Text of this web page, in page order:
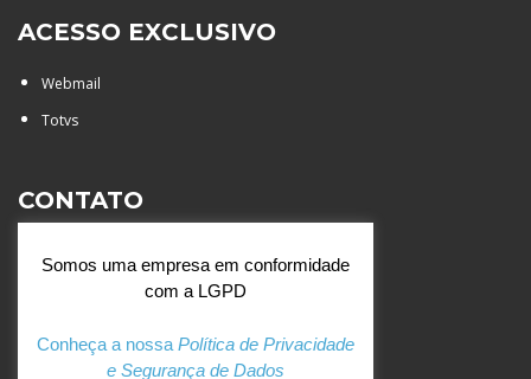
ACESSO EXCLUSIVO
Webmail
Totvs
CONTATO
Santa Catarina - São José do
Rio Preto (SP)
+55 (17) 3354 7000
Somos uma empresa em conformidade
com a LGPD
Conheça a nossa Política de Privacidade
e Segurança de Dados